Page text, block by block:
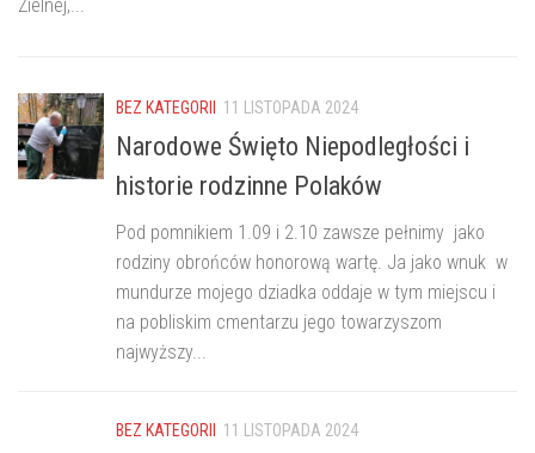
Zielnej,...
BEZ KATEGORII 11 LISTOPADA 2024
Narodowe Święto Niepodległości i
historie rodzinne Polaków
Pod pomnikiem 1.09 i 2.10 zawsze pełnimy jako
rodziny obrońców honorową wartę. Ja jako wnuk w
mundurze mojego dziadka oddaje w tym miejscu i
na pobliskim cmentarzu jego towarzyszom
najwyższy...
BEZ KATEGORII 11 LISTOPADA 2024